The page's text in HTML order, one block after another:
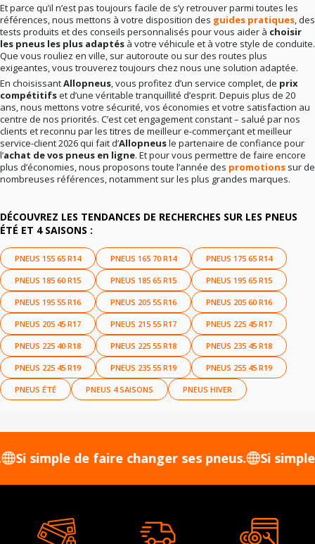
Et parce qu’il n’est pas toujours facile de s’y retrouver parmi toutes les
références, nous mettons à votre disposition des guides pratiques, des
tests produits et des conseils personnalisés pour vous aider à choisir
les pneus les plus adaptés à votre véhicule et à votre style de conduite.
Que vous rouliez en ville, sur autoroute ou sur des routes plus
exigeantes, vous trouverez toujours chez nous une solution adaptée.
En choisissantAllopneus, vous profitez d’un service complet, de prix
compétitifset d’une véritable tranquillité d’esprit. Depuis plus de 20
ans, nous mettons votre sécurité, vos économies et votre satisfaction au
centre de nos priorités. C’est cet engagement constant – salué par nos
clients et reconnu par les titres de meilleur e-commerçant et meilleur
service-client 2026 qui fait d’Allopneusle partenaire de confiance pour
l’achat de vos pneus en ligne. Et pour vous permettre de faire encore
plus d’économies, nous proposons toute l’année des promotions sur de
nombreuses références, notamment sur les plus grandes marques.
DÉCOUVREZ LES TENDANCES DE RECHERCHES SUR LES PNEUS
ÉTÉ ET 4 SAISONS :
PNEUS 155 65 R14 PNEUS 165 70 R14 PNEUS 175 65 R14
PNEUS 185 60 R15 PNEUS 185 65 R15 PNEUS 195 65 R15
PNEUS 195 55 R16 PNEUS 205 55 R16 PNEUS 205 60 R16
PNEUS 205 45 R17 PNEUS 215 55 R17 PNEUS 225 45 R17
PNEUS 225 40 R18 PNEUS 225 55 R18 PNEUS 235 45 R18
PNEUS 225 45 R19 PNEUS 235 55 R19 PNEUS 255 45 R19
PNEUS ÉTÉ PNEUS 4 SAISONS PNEUS HIVER
de faire changer ses pneus. Si simple de